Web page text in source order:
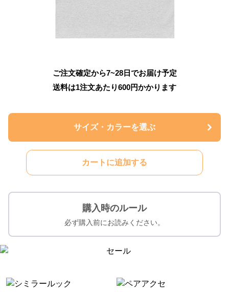
ご注文確定から7~28日でお届け予定
送料は1注文あたり600円かかります
サイズ・カラーを選ぶ
カートに追加する
購入時のルール
必ず購入前にお読みください。